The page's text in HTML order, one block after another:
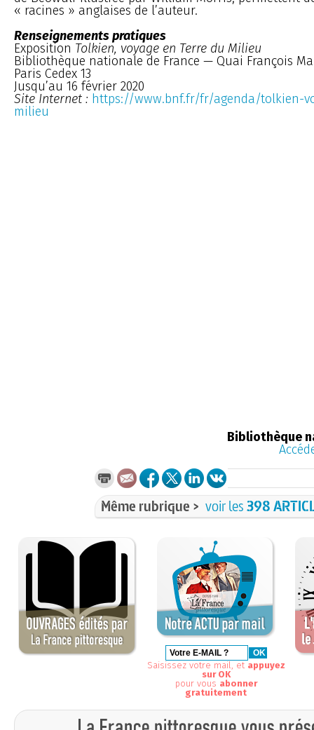
« racines » anglaises de l’auteur.
Renseignements pratiques
Exposition Tolkien, voyage en Terre du Milieu
Bibliothèque nationale de France — Quai François
Paris Cedex 13
Jusqu’au 16 février 2020
Site Internet : https://www.bnf.fr/fr/agenda/tolkien-
milieu
Bibliothèque
Même rubrique > voir les398
Saisissez votre mail, et appuyez
sur OK
pour vous abonner
gratuitement